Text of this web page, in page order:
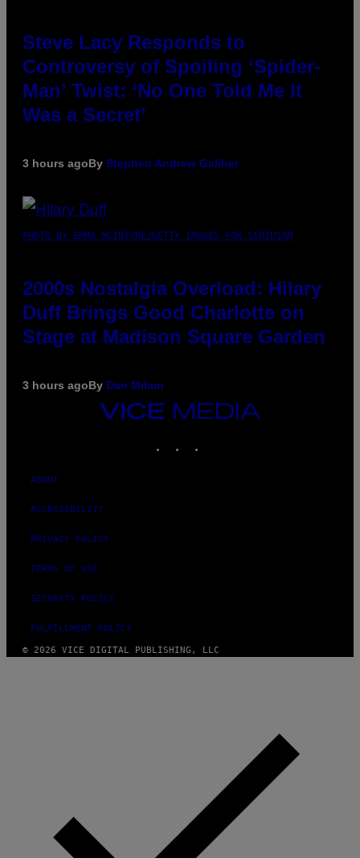
Steve Lacy Responds to
Controversy of Spoiling ‘Spider-
Man’ Twist: ‘No One Told Me It
Was a Secret’
3 hours agoBy Stephen Andrew Galiher
PHOTO BY EMMA MCINTYRE/GETTY IMAGES FOR SIRIUSXM
2000s Nostalgia Overload: Hilary
Duff Brings Good Charlotte on
Stage at Madison Square Garden
3 hours agoBy Dan Milam
VICE
MEDIA
ABOUT
ACCESSIBILITY
PRIVACY POLICY
TERMS OF USE
SECURITY POLICY
FULFILLMENT POLICY
© 2026 VICE DIGITAL PUBLISHING, LLC